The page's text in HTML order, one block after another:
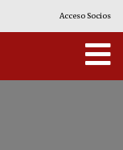
Acceso Socios